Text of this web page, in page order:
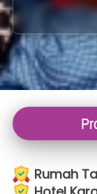
Rumah